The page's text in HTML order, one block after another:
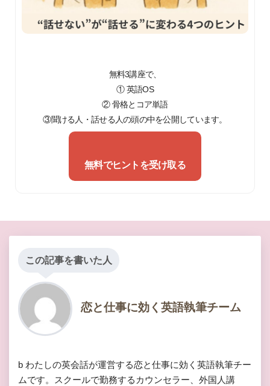
無料3講座で、
① 英語OS
② 骨格とコア単語
③聞ける人・話せる人の頭の中を公開しています。
無料でヒントを受け取る
この記事を書いた人
恋と仕事に効く英語執筆チーム
b わたしの英会話が運営する恋と仕事に効く英語執筆チー
ムです。スクールで勤務するカウンセラー、外国人講